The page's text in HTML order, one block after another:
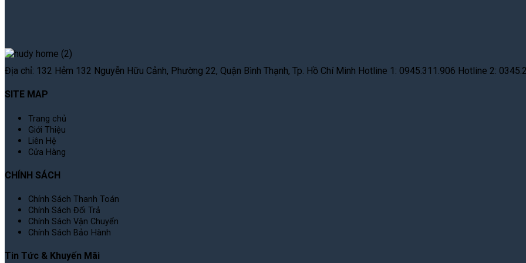
Địa chỉ: 132 Hẻm 132 Nguyễn Hữu Cảnh, Phường 22, Quận Bình Thạnh, Tp. Hồ Chí Minh Hotline 1: 0945.311.906 Hotline 2:
SITE MAP
Trang chủ
Giới Thiệu
Liên Hệ
Cửa Hàng
CHÍNH SÁCH
Chính Sách Thanh Toán
Chính Sách Đổi Trả
Chính Sách Vận Chuyển
Chính Sách Bảo Hành
Tin Tức & Khuyến Mãi